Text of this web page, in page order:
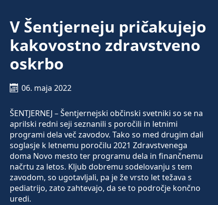
V Šentjerneju pričakujejo
kakovostno zdravstveno
oskrbo
06. maja 2022
ŠENTJERNEJ – Šentjernejski občinski svetniki so se na
aprilski redni seji seznanili s poročili in letnimi
programi dela več zavodov. Tako so med drugim dali
soglasje k letnemu poročilu 2021 Zdravstvenega
doma Novo mesto ter programu dela in finančnemu
načrtu za letos. Kljub dobremu sodelovanju s tem
zavodom, so ugotavljali, pa je že vrsto let težava s
pediatrijo, zato zahtevajo, da se to področje končno
uredi.